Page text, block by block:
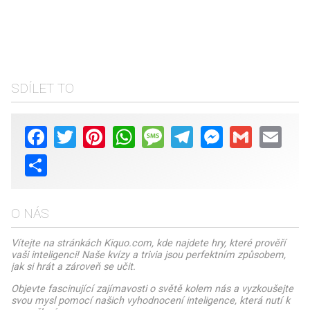
SDÍLET TO
Facebook
Twitter PinterestWhatsAppMessageTelegramMessenger
Gmail Email
Share
O NÁS
Vítejte na stránkách Kiquo.com, kde najdete hry, které prověří
vaši inteligenci! Naše kvízy a trivia jsou perfektním způsobem,
jak si hrát a zároveň se učit.
Objevte fascinující zajímavosti o světě kolem nás a vyzkoušejte
svou mysl pomocí našich vyhodnocení inteligence, která nutí k